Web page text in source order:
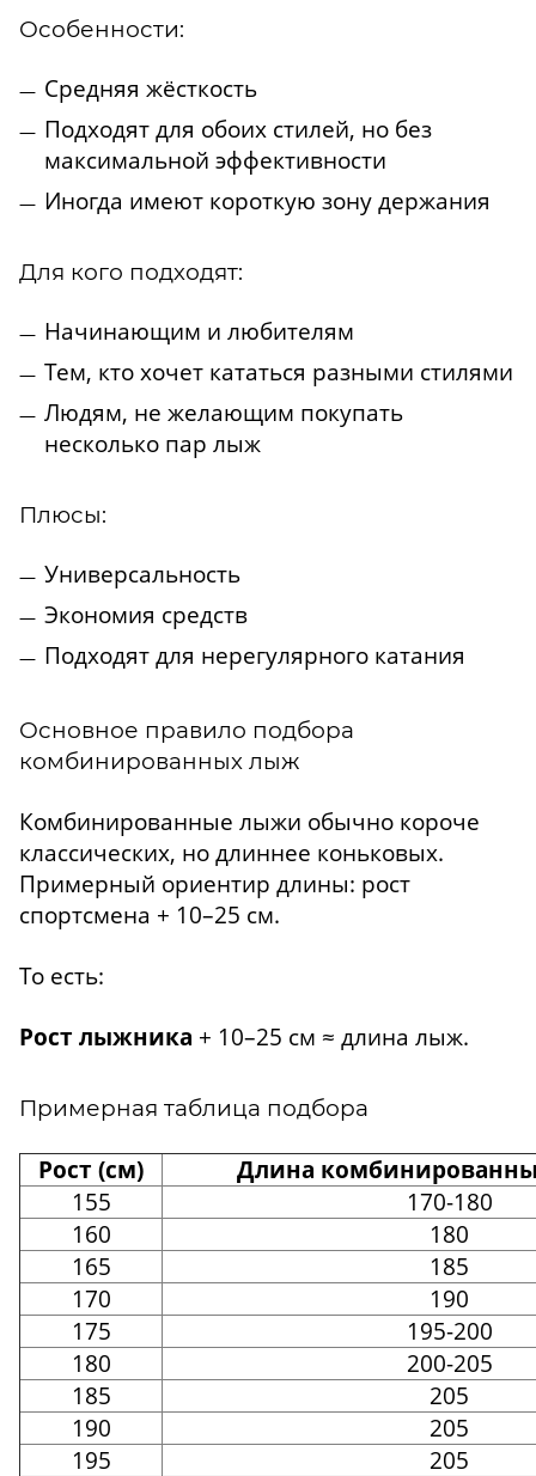
Особенности:
Средняя жёсткость
Подходят для обоих стилей, но без
максимальной эффективности
Иногда имеют короткую зону держания
Для кого подходят:
Начинающим и любителям
Тем, кто хочет кататься разными стилями
Людям, не желающим покупать
несколько пар лыж
Плюсы:
Универсальность
Экономия средств
Подходят для нерегулярного катания
Основное правило подбора
комбинированных лыж
Комбинированные лыжи обычно короче
классических, но длиннее коньковых.
Примерный ориентир длины: рост
спортсмена + 10–25 см.
То есть:
Рост лыжника + 10–25 см ≈ длина лыж.
Примерная таблица подбора
Рост (см)
Длина
155
170-180
160
180
165
185
170
190
175
195-200
180
200-205
185
205
190
205
195
205